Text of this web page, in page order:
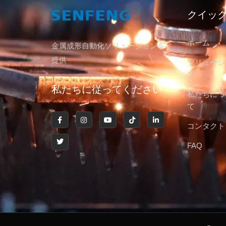
金属成形自動化ソリューションを
提供
私たちに従ってください
クイッ
ホーム
ソリュー
ン
私たちに
て
コンタクト
FAQ